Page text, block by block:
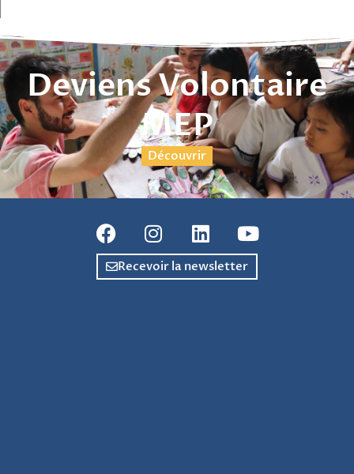
Deviens Volontaire
MEP
Découvrir
Recevoir la newsletter